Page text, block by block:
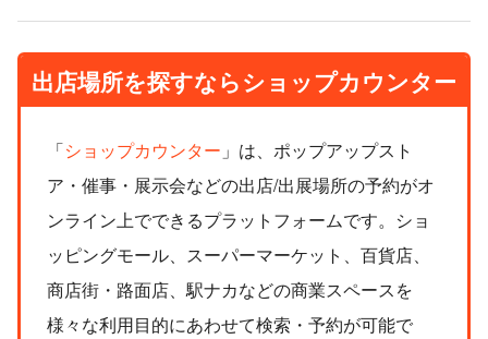
出店場所を探すならショップカウンター
「ショップカウンター 」は、ポップアップスト
ア・催事・展示会などの出店/出展場所の予約がオ
ンライン上でできるプラットフォームです。ショ
ッピングモール、スーパーマーケット、百貨店、
商店街・路面店、駅ナカなどの商業スペースを
様々な利用目的にあわせて検索・予約が可能で